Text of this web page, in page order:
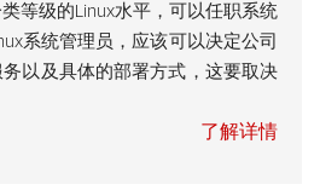
等级的Linux水平，可以任职系统
系统管理员，应该可以决定公司
以及具体的部署方式，这要取决
了解详情